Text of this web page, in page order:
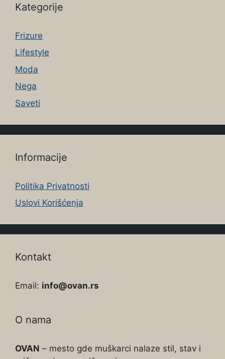
Kategorije
Frizure
Lifestyle
Moda
Nega
Saveti
Informacije
Politika Privatnosti
Uslovi Korišćenja
Kontakt
Email: info@ovan.rs
O nama
OVAN – mesto gde muškarci nalaze stil, stav i